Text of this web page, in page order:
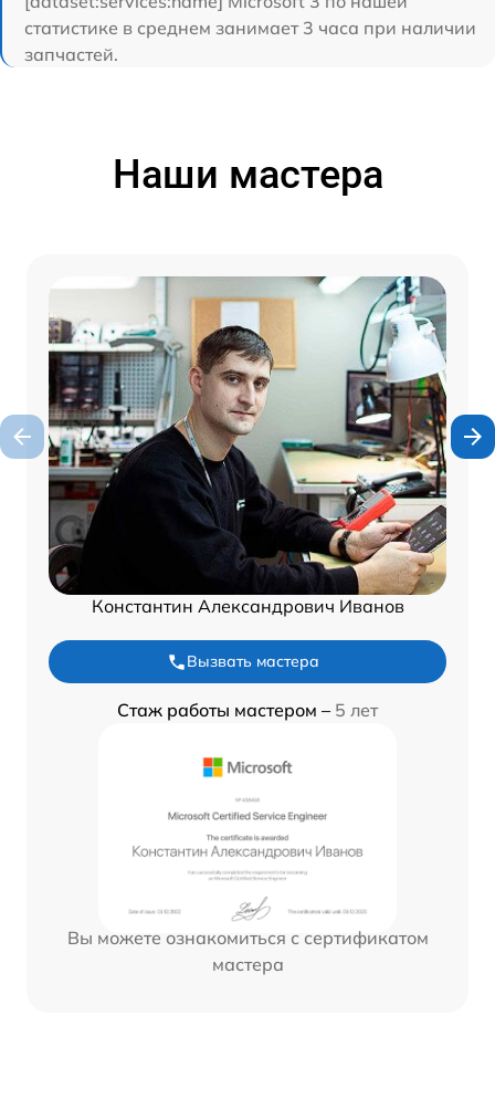
статистике в среднем занимает 3 часа при наличии
запчастей.
Наши мастера
Константин Александрович Иванов
Вызвать мастера
Стаж работы мастером – 5 лет
Вы можете ознакомиться с сертификатом
мастера